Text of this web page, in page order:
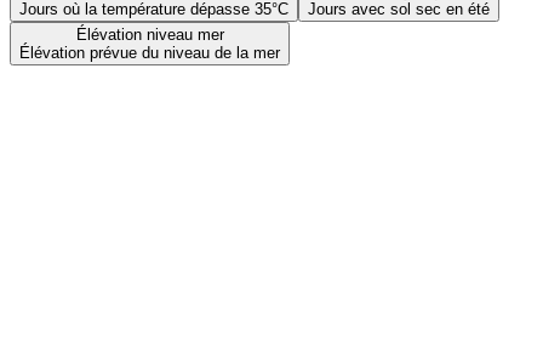
Jours où la température dépasse 35°C
Jours avec sol sec en été
Élévation niveau mer
Élévation prévue du niveau de la mer